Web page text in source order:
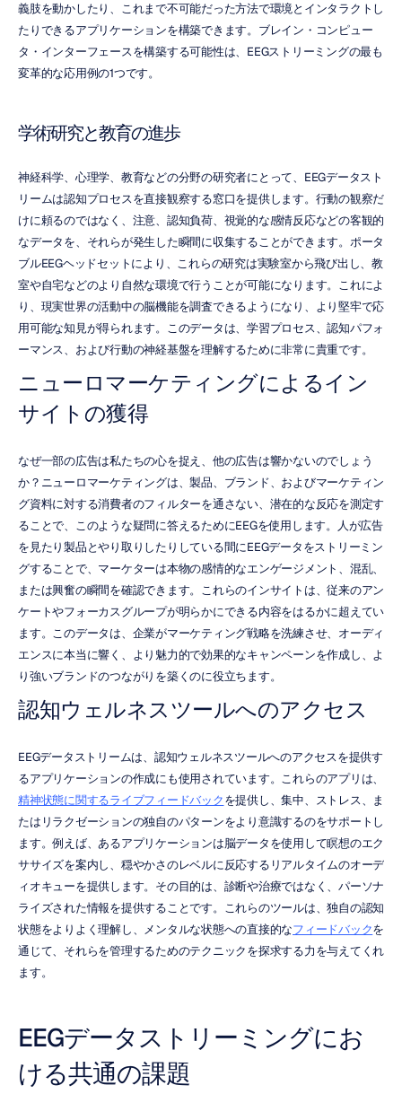
義肢を動かしたり、これまで不可能だった方法で環境とインタラクトし
たりできるアプリケーションを構築できます。ブレイン・コンピュー
タ・インターフェースを構築する可能性は、EEGストリーミングの最も
変革的な応用例の1つです。
学術研究と教育の進歩
神経科学、心理学、教育などの分野の研究者にとって、EEGデータスト
リームは認知プロセスを直接観察する窓口を提供します。行動の観察だ
けに頼るのではなく、注意、認知負荷、視覚的な感情反応などの客観的
なデータを、それらが発生した瞬間に収集することができます。ポータ
ブルEEGヘッドセットにより、これらの研究は実験室から飛び出し、教
室や自宅などのより自然な環境で行うことが可能になります。これによ
り、現実世界の活動中の脳機能を調査できるようになり、より堅牢で応
用可能な知見が得られます。このデータは、学習プロセス、認知パフォ
ーマンス、および行動の神経基盤を理解するために非常に貴重です。
ニューロマーケティングによるイン
サイトの獲得
なぜ一部の広告は私たちの心を捉え、他の広告は響かないのでしょう
か？ニューロマーケティングは、製品、ブランド、およびマーケティン
グ資料に対する消費者のフィルターを通さない、潜在的な反応を測定す
ることで、このような疑問に答えるためにEEGを使用します。人が広告
を見たり製品とやり取りしたりしている間にEEGデータをストリーミン
グすることで、マーケターは本物の感情的なエンゲージメント、混乱、
または興奮の瞬間を確認できます。これらのインサイトは、従来のアン
ケートやフォーカスグループが明らかにできる内容をはるかに超えてい
ます。このデータは、企業がマーケティング戦略を洗練させ、オーディ
エンスに本当に響く、より魅力的で効果的なキャンペーンを作成し、よ
り強いブランドのつながりを築くのに役立ちます。
認知ウェルネスツールへのアクセス
EEGデータストリームは、認知ウェルネスツールへのアクセスを提供す
るアプリケーションの作成にも使用されています。これらのアプリは、
精神状態に関するライブフィードバックを提供し、集中、ストレス、ま
たはリラクゼーションの独自のパターンをより意識するのをサポートし
ます。例えば、あるアプリケーションは脳データを使用して瞑想のエク
ササイズを案内し、穏やかさのレベルに反応するリアルタイムのオーデ
ィオキューを提供します。その目的は、診断や治療ではなく、パーソナ
ライズされた情報を提供することです。これらのツールは、独自の認知
状態をよりよく理解し、メンタルな状態への直接的なフィードバックを
通じて、それらを管理するためのテクニックを探求する力を与えてくれ
ます。
EEGデータストリーミングにお
ける共通の課題